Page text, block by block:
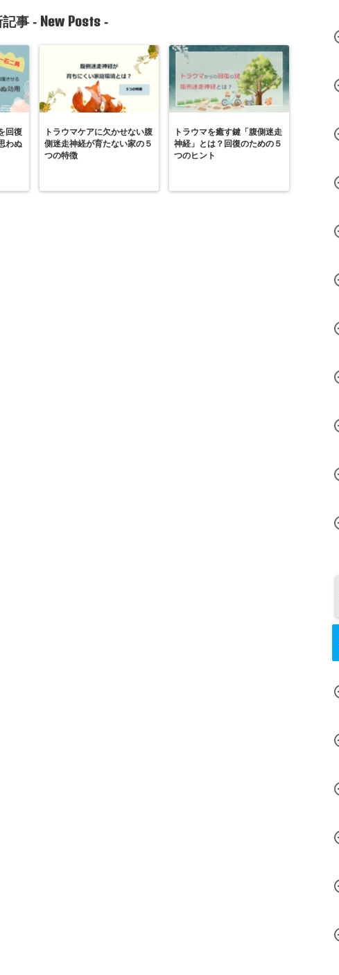
事 - New Posts -
回復
わぬ
トラウマケアに欠かせない腹
側迷走神経が育たない家の５
つの特徴
トラウマを癒す鍵「腹側迷走
神経」とは？回復のための５
つのヒント